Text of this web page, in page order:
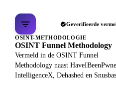
Geverifieerde
OSINT-METHODOLOGIE
OSINT Funnel Methodology
Vermeld in de OSINT Funnel
Methodology naast
IntelligenceX, Dehashed en